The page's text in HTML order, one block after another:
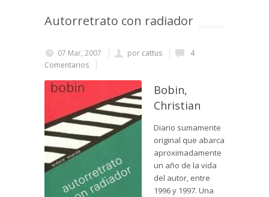
Autorretrato con radiador
07 Mar, 2007 por cattus
4
Comentarios
Bobin,
Christian
Diario sumamente
original que abarca
aproximadamente
un año de la vida
del autor, entre
1996 y 1997. Una